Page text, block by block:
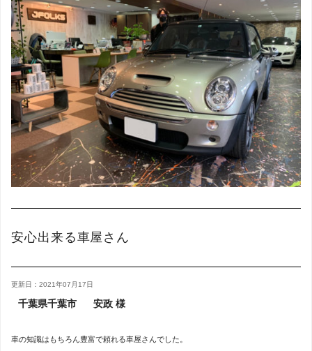
安心出来る車屋さん
更新日：2021年07月17日
千葉県千葉市 安政 様
車の知識はもちろん豊富で頼れる車屋さんでした。